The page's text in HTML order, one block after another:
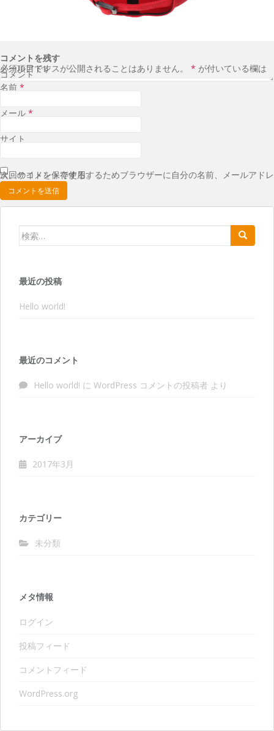
コメントを残す
メールアドレスが公開されることはありません。
*
が付いている欄は必須項目です
コメント
名前 *
メール *
サイト
次回のコメントで使用するためブラウザーに自分の名前、メールアドレス、サイトを保存する。
最近の投稿
Hello world!
最近のコメント
Hello world! に WordPress コメントの投稿者 より
アーカイブ
2017年3月
カテゴリー
未分類
メタ情報
ログイン
投稿フィード
コメントフィード
WordPress.org